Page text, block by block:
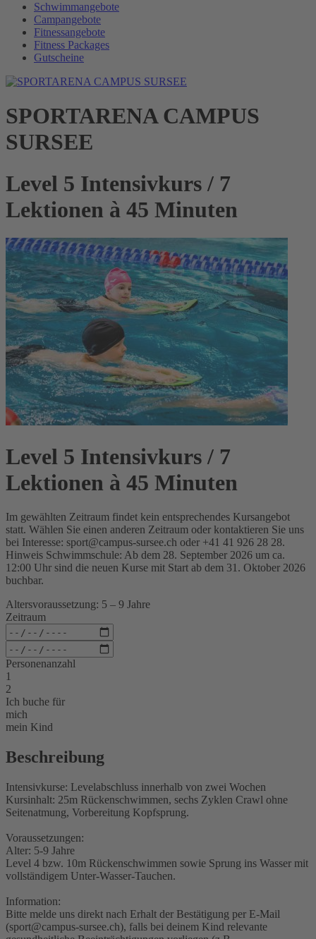
Schwimmangebote
Campangebote
Fitnessangebote
Fitness Packages
Gutscheine
SPORTARENA CAMPUS
SURSEE
Level 5 Intensivkurs / 7
Lektionen à 45 Minuten
Level 5 Intensivkurs / 7
Lektionen à 45 Minuten
Im gewählten Zeitraum findet kein entsprechendes Kursangebot
statt. Wählen Sie einen anderen Zeitraum oder kontaktieren Sie uns
bei Interesse: sport@campus-sursee.ch oder +41 41 926 28 28.
Hinweis Schwimmschule: Ab dem 28. September 2026 um ca.
12:00 Uhr sind die neuen Kurse mit Start ab dem 31. Oktober 2026
buchbar.
Altersvoraussetzung: 5 – 9 Jahre
Zeitraum
Personenanzahl
1
2
Ich buche für
mich
mein Kind
Beschreibung
Intensivkurse: Levelabschluss innerhalb von zwei Wochen
Kursinhalt: 25m Rückenschwimmen, sechs Zyklen Crawl ohne
Seitenatmung, Vorbereitung Kopfsprung.
Voraussetzungen:
Alter: 5-9 Jahre
Level 4 bzw. 10m Rückenschwimmen sowie Sprung ins Wasser mit
vollständigem Unter-Wasser-Tauchen.
Information:
Bitte melde uns direkt nach Erhalt der Bestätigung per E-Mail
(sport@campus-sursee.ch), falls bei deinem Kind relevante